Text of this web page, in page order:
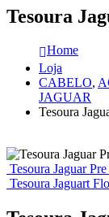
Tesoura
Home
Loja
CABELO,
JAGUAR
Tesoura
Tesoura Jaguar
Tesoura Jaguart